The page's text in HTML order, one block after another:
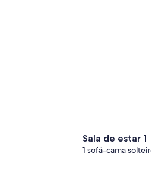
Sala de estar 1
1 sofá-cama